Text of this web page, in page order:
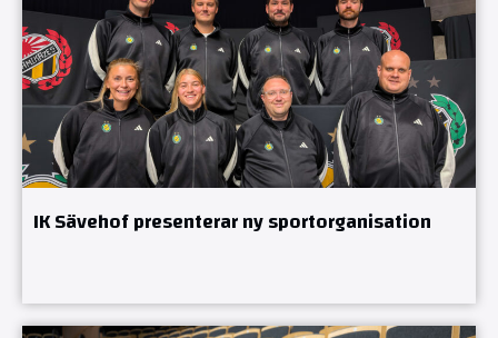
IK Sävehof presenterar ny sportorganisation